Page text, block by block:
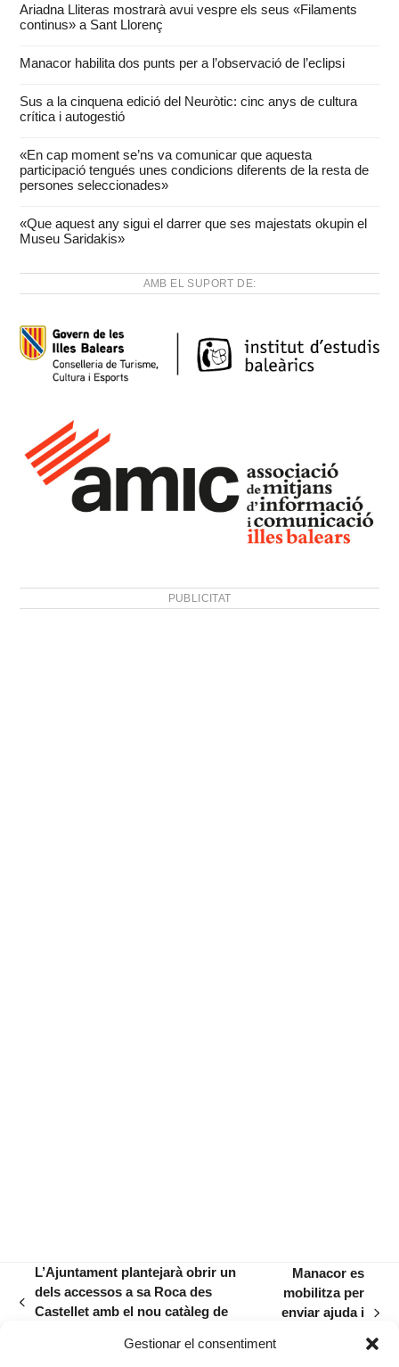
Gestionar el consentiment
Ariadna Lliteras mostrarà avui vespre els seus «Filaments
continus» a Sant Llorenç
Manacor habilita dos punts per a l’observació de l’eclipsi
Sus a la cinquena edició del Neuròtic: cinc anys de cultura
crítica i autogestió
«En cap moment se’ns va comunicar que aquesta
participació tengués unes condicions diferents de la resta de
persones seleccionades»
«Que aquest any sigui el darrer que ses majestats okupin el
Museu Saridakis»
AMB EL SUPORT DE:
PUBLICITAT
previous
L’Ajuntament plantejarà obrir un
dels accessos a sa Roca des
Castellet amb el nou catàleg de
next
post:
Manacor es
mobilitza per
enviar ajuda i